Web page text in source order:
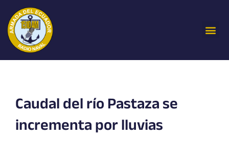
contenido
Caudal del río Pastaza se
incrementa por lluvias